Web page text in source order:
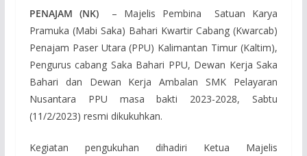
PENAJAM (NK)
– Majelis Pembina Satuan Karya
Pramuka (Mabi Saka) Bahari Kwartir Cabang (Kwarcab)
Penajam Paser Utara (PPU) Kalimantan Timur (Kaltim),
Pengurus cabang Saka Bahari PPU, Dewan Kerja Saka
Bahari dan Dewan Kerja Ambalan SMK Pelayaran
Nusantara PPU masa bakti 2023-2028, Sabtu
(11/2/2023) resmi dikukuhkan.
Kegiatan pengukuhan dihadiri Ketua Majelis